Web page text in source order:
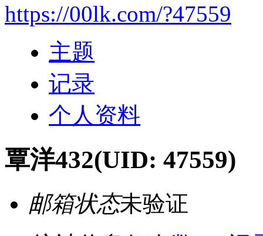
https://00lk.com/?47559
主题
记录
个人资料
覃洋432(UID: 47559)
邮箱状态未验证